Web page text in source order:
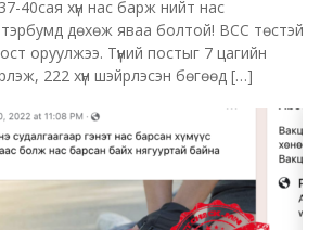
40сая хүн нас барж нийт нас
дөхөж яваа болтой! ВСС төстэй
оруулжээ. Түүний постыг 7 цагийн
222 хүн шэйрлэсэн бөгөөд […]